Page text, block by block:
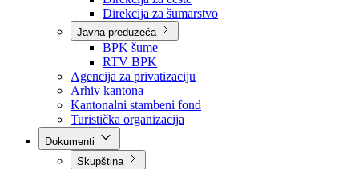
Direkcija za šumarstvo
Javna preduzeća
BPK šume
RTV BPK
Agencija za privatizaciju
Arhiv kantona
Kantonalni stambeni fond
Turistička organizacija
Dokumenti
Skupština